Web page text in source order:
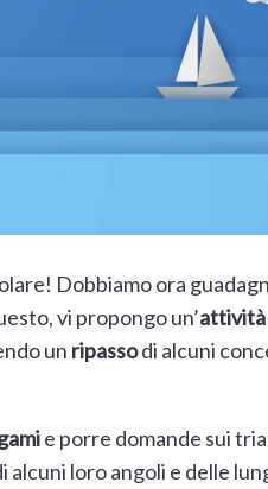
Dobbiamo ora
vi propongo un’attività
un ripassodi alcuni
e porre domande sui
loro angoli e delle